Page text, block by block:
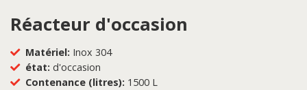
Réacteur d'occasion
Matériel: Inox 304
état: d'occasion
Contenance (litres): 1500 L